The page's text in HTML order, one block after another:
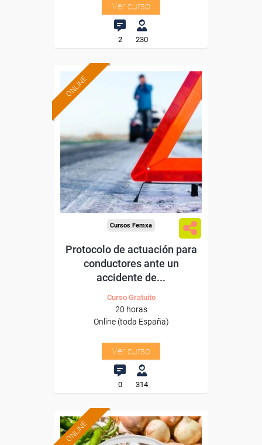
Ver curso
2 230
ONLINE
Formación 100%
subvencionada.
Para desempleados,
trabajadores y autónomos.
Sector
-Transporte y Logística.
Cursos Femxa
Protocolo de actuación para
conductores ante un
accidente de...
Curso Gratuito
20 horas
Online (toda España)
Ver curso
0 314
ONLINE